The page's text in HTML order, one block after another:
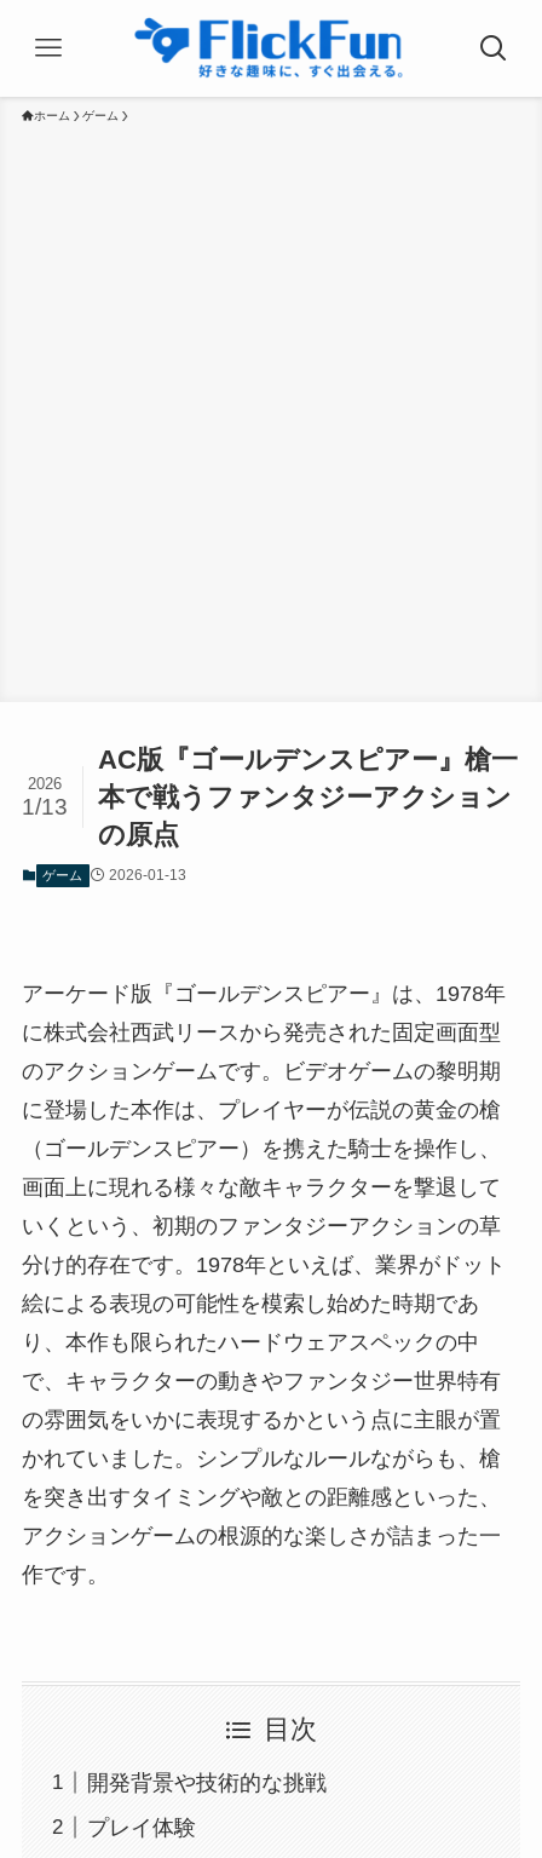
ホーム ゲーム
AC版『ゴールデンスピアー』槍一
本で戦うファンタジーアクション
の原点
2026
1/13
ゲーム 2026-01-13
アーケード版『ゴールデンスピアー』は、1978年
に株式会社西武リースから発売された固定画面型
のアクションゲームです。ビデオゲームの黎明期
に登場した本作は、プレイヤーが伝説の黄金の槍
（ゴールデンスピアー）を携えた騎士を操作し、
画面上に現れる様々な敵キャラクターを撃退して
いくという、初期のファンタジーアクションの草
分け的存在です。1978年といえば、業界がドット
絵による表現の可能性を模索し始めた時期であ
り、本作も限られたハードウェアスペックの中
で、キャラクターの動きやファンタジー世界特有
の雰囲気をいかに表現するかという点に主眼が置
かれていました。シンプルなルールながらも、槍
を突き出すタイミングや敵との距離感といった、
アクションゲームの根源的な楽しさが詰まった一
作です。
目次
開発背景や技術的な挑戦
プレイ体験